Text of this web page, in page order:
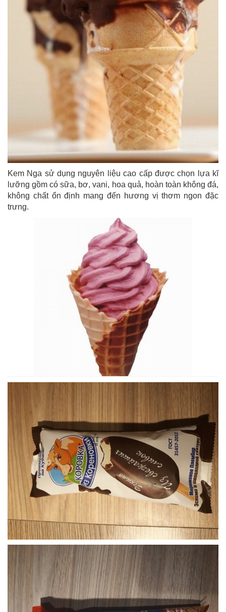
Kem Nga sử dụng nguyên liệu cao cấp được chọn lựa kĩ
lưỡng gồm có sữa, bơ, vani, hoa quả, hoàn toàn không đá,
không chất ổn định mang đến hương vị thơm ngon đặc
trưng.